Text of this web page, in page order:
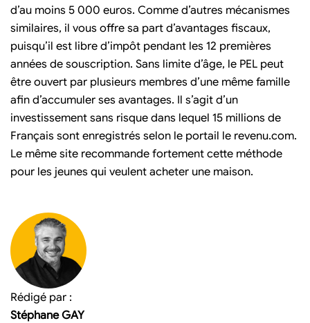
d’au moins 5 000 euros. Comme d’autres mécanismes
similaires, il vous offre sa part d’avantages fiscaux,
puisqu’il est libre d’impôt pendant les 12 premières
années de souscription. Sans limite d’âge, le PEL peut
être ouvert par plusieurs membres d’une même famille
afin d’accumuler ses avantages. Il s’agit d’un
investissement sans risque dans lequel 15 millions de
Français sont enregistrés selon le portail le revenu.com.
Le même site recommande fortement cette méthode
pour les jeunes qui veulent acheter une maison.
Rédigé par :
Stéphane GAY